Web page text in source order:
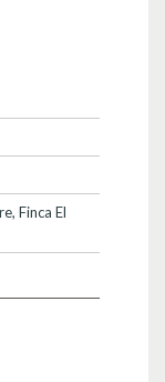
, Finca El